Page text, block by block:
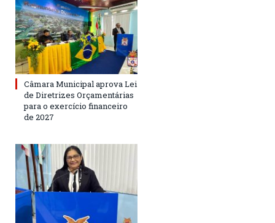
Câmara Municipal aprova Lei
de Diretrizes Orçamentárias
para o exercício financeiro
de 2027